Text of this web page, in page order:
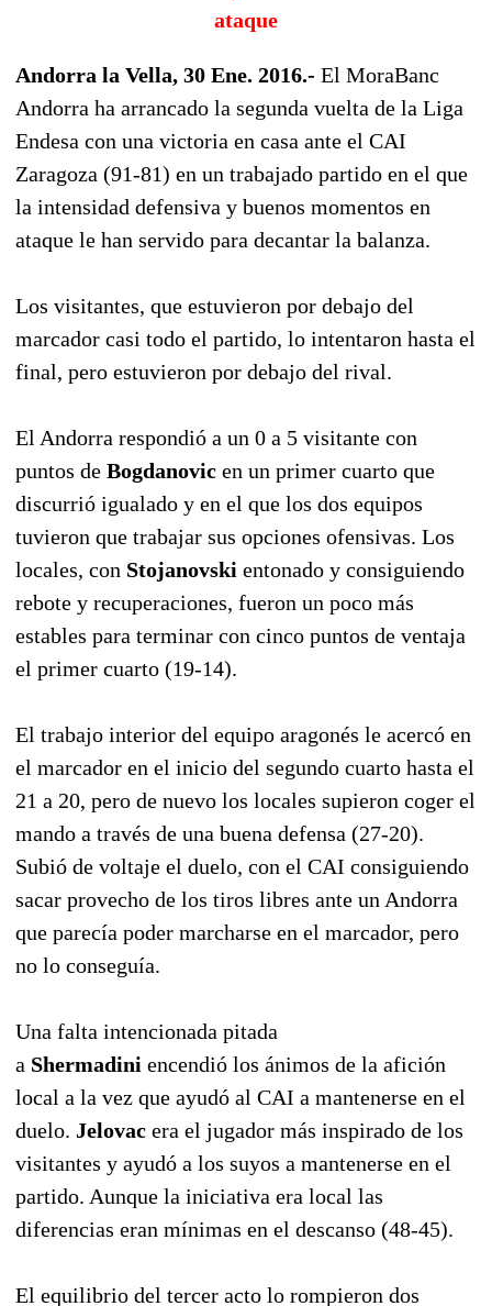
ataque
Andorra la Vella, 30 Ene. 2016.- El MoraBanc
Andorra ha arrancado la segunda vuelta de la Liga
Endesa con una victoria en casa ante el CAI
Zaragoza (91-81) en un trabajado partido en el que
la intensidad defensiva y buenos momentos en
ataque le han servido para decantar la balanza.
Los visitantes, que estuvieron por debajo del
marcador casi todo el partido, lo intentaron hasta el
final, pero estuvieron por debajo del rival.
El Andorra respondió a un 0 a 5 visitante con
puntos de Bogdanovic en un primer cuarto que
discurrió igualado y en el que los dos equipos
tuvieron que trabajar sus opciones ofensivas. Los
locales, con Stojanovski entonado y consiguiendo
rebote y recuperaciones, fueron un poco más
estables para terminar con cinco puntos de ventaja
el primer cuarto (19-14).
El trabajo interior del equipo aragonés le acercó en
el marcador en el inicio del segundo cuarto hasta el
21 a 20, pero de nuevo los locales supieron coger el
mando a través de una buena defensa (27-20).
Subió de voltaje el duelo, con el CAI consiguiendo
sacar provecho de los tiros libres ante un Andorra
que parecía poder marcharse en el marcador, pero
no lo conseguía.
Una falta intencionada pitada
a Shermadini encendió los ánimos de la afición
local a la vez que ayudó al CAI a mantenerse en el
duelo. Jelovac era el jugador más inspirado de los
visitantes y ayudó a los suyos a mantenerse en el
partido. Aunque la iniciativa era local las
diferencias eran mínimas en el descanso (48-45).
El equilibrio del tercer acto lo rompieron dos